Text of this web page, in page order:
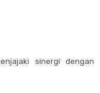
sinergi dengan